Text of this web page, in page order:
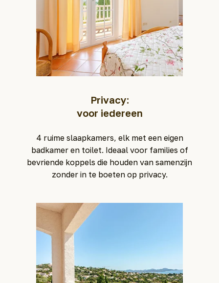
Privacy:
voor iedereen
4 ruime slaapkamers, elk met een eigen
badkamer en toilet. Ideaal voor families of
bevriende koppels die houden van samenzijn
zonder in te boeten op privacy.